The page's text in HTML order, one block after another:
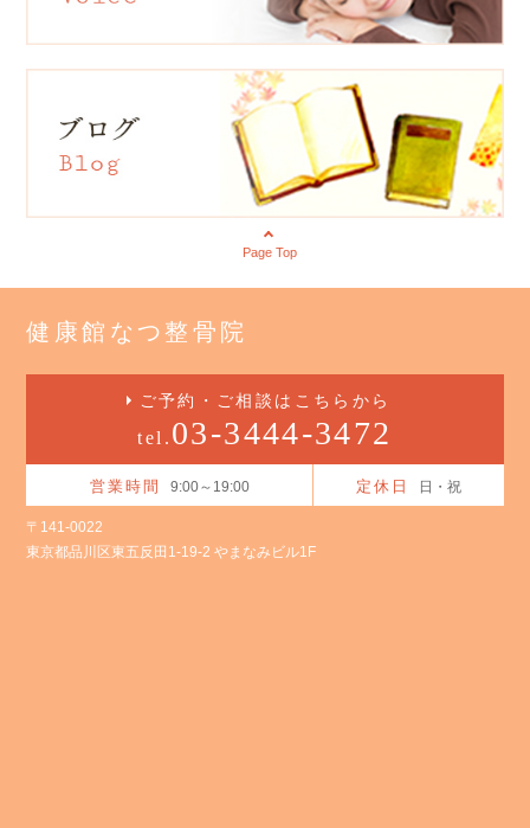
Page Top
健康館なつ整骨院
ご予約・ご相談はこちらから
tel. 03-3444-3472
営業時間 9:00～19:00 定休日 日・祝
〒141-0022
東京都品川区東五反田1-19-2 やまなみビル1F